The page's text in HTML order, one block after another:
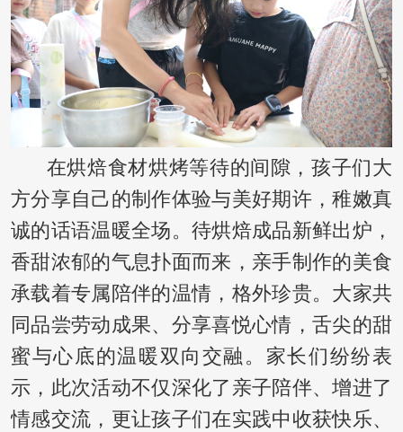
在烘焙食材烘烤等待的间隙，孩子们大
方分享自己的制作体验与美好期许，稚嫩真
诚的话语温暖全场。待烘焙成品新鲜出炉，
香甜浓郁的气息扑面而来，亲手制作的美食
承载着专属陪伴的温情，格外珍贵。大家共
同品尝劳动成果、分享喜悦心情，舌尖的甜
蜜与心底的温暖双向交融。家长们纷纷表
示，此次活动不仅深化了亲子陪伴、增进了
情感交流，更让孩子们在实践中收获快乐、